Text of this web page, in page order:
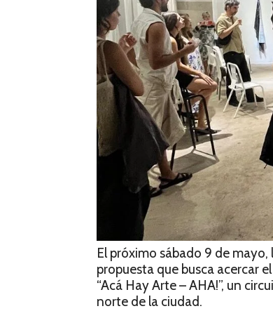
El próximo sábado 9 de
propuesta que busca acercar
“Acá Hay Arte – AHA!”, un
norte de la ciudad.